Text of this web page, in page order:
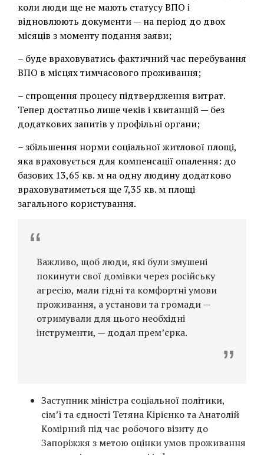
коли люди ще не мають статусу ВПО і
відновлюють документи — на період до двох
місяців з моменту подання заяви;
– буде враховуватись фактичний час перебування
ВПО в місцях тимчасового проживання;
– спрощення процесу підтвердження витрат.
Тепер достатньо лише чеків і квитанцій — без
додаткових запитів у профільні органи;
– збільшення норми соціальної житлової площі,
яка враховується для компенсації опалення: до
базових 13,65 кв. м на одну людину додатково
враховуватиметься ще 7,35 кв. м площі
загального користування.
Важливо, щоб люди, які були змушені
покинути свої домівки через російську
агресію, мали гідні та комфортні умови
проживання, а установи та громади —
отримували для цього необхідні
інструменти, — додал прем’єрка.
Заступник міністра соціальної політики,
сім’ї та єдності Тетяна Кірієнко та Анатолій
Комірний під час робочого візиту до
Запоріжжя з метою оцінки умов проживання